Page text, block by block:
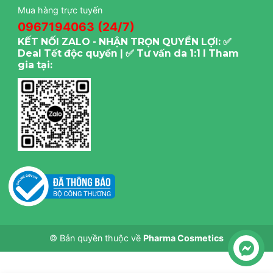
sữa tắm hàng ngày.
Mua hàng trực tuyến
0967194063 (24/7)
KẾT NỐI ZALO - NHẬN TRỌN QUYỀN LỢI: ✅
Deal Tết độc quyền | ✅ Tư vấn da 1:1 I Tham
gia tại:
© Bản quyền thuộc về Pharma Cosmetics